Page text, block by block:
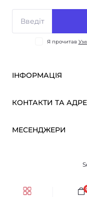
Я прочитав
ІНФОРМАЦІЯ
ОПТ
Про нас
Повернення товару
Виробники
КОНТАКТИ ТА
МЕСЕНДЖЕРИ